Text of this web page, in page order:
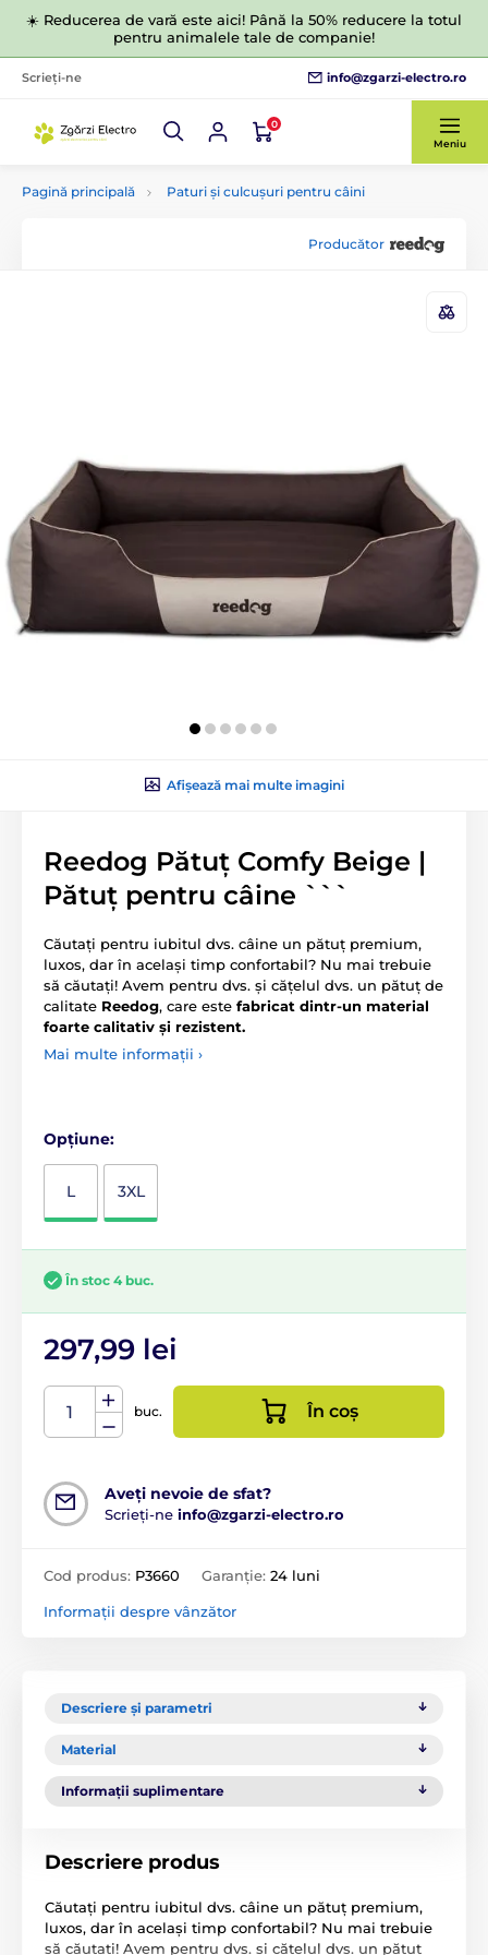
☀️ Reducerea de vară este aici! Până la 50% reducere la totul
pentru animalele tale de companie!
Scrieți-ne info@zgarzi-electro.ro
0
Meniu
Pagină principală Paturi și culcușuri pentru câini
Producător
Afișează mai multe imagini
Reedog Pătuț Comfy Beige |
Pătuț pentru câine ```
Căutați pentru iubitul dvs. câine un pătuț premium,
luxos, dar în același timp confortabil? Nu mai trebuie
să căutați! Avem pentru dvs. și cățelul dvs. un pătuț de
calitate Reedog, care este fabricat dintr-un material
foarte calitativ și rezistent.
Mai multe informații ›
Opțiune:
L 3XL
În stoc 4 buc.
297,99 lei
buc. În coș
Aveți nevoie de sfat?
Scrieți-ne info@zgarzi-electro.ro
Cod produs: P3660 Garanție: 24 luni
Informații despre vânzător
Descriere și parametri
Material
Informații suplimentare
Descriere produs
Căutați pentru iubitul dvs. câine un pătuț premium,
luxos, dar în același timp confortabil? Nu mai trebuie
să căutați! Avem pentru dvs. și cățelul dvs. un pătuț